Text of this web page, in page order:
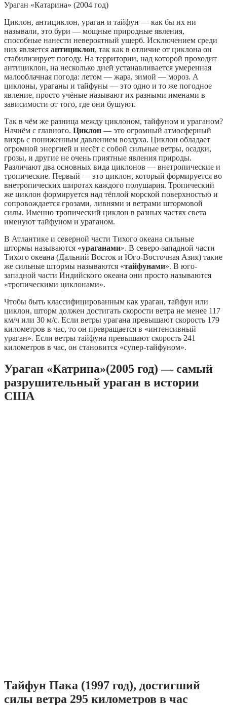
Ураган «Катарина» (2004 год)
Циклон, антициклон, ураган и тайфун — как бы их ни
называли, это бури — мощные природные явления,
способные нанести невероятный ущерб. Исключением среди
них является антициклон, так как в отличие от циклона он
стабилизирует погоду. На территории, над которой проходит
антициклон, на несколько дней устанавливается умеренная
малооблачная погода: летом — жара, зимой — мороз. А
циклоны, ураганы и тайфуны — это одно и то же погодное
явление, просто учёные называют их разными именами в
зависимости от того, где они бушуют.
Так в чём же разница между циклоном, тайфуном и ураганом?
Начнём с главного. Циклон — это огромный атмосферный
вихрь с пониженным давлением воздуха. Циклон обладает
огромной энергией и несёт с собой сильные ветры, осадки,
грозы, и другие не очень приятные явления природы.
Различают два основных вида циклонов — внетропические и
тропические. Первый — это циклон, который формируется во
внетропических широтах каждого полушария. Тропический
же циклон формируется над тёплой морской поверхностью и
сопровождается грозами, ливнями и ветрами штормовой
силы. Именно тропический циклон в разных частях света
именуют тайфуном и ураганом.
В Атлантике и северной части Тихого океана сильные
штормы называются «ураганами». В северо-западной части
Тихого океана (Дальний Восток и Юго-Восточная Азия) такие
же сильные штормы называются «тайфунами». В юго-
западной части Индийского океана они просто называются
«тропическими циклонами».
Чтобы быть классифицированным как ураган, тайфун или
циклон, шторм должен достигать скорости ветра не менее 117
км/ч или 30 м/c. Если ветры урагана превышают скорость 179
километров в час, то он превращается в «интенсивный
ураган». Если ветры тайфуна превышают скорость 241
километров в час, он становится «супер-тайфуном».
Ураган «Катрина»(2005 год) — самый
разрушительный ураган в истории
США
Тайфун Пака (1997 год), достигший
силы ветра 295 километров в час